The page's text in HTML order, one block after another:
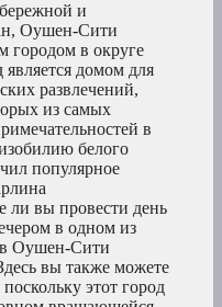
и
Оушен-Сити
городом в округе
домом для
развлечений,
из самых
в
белого
популярное
ли вы провести день
в одном из
в Оушен-Сити
вы также можете
этот город